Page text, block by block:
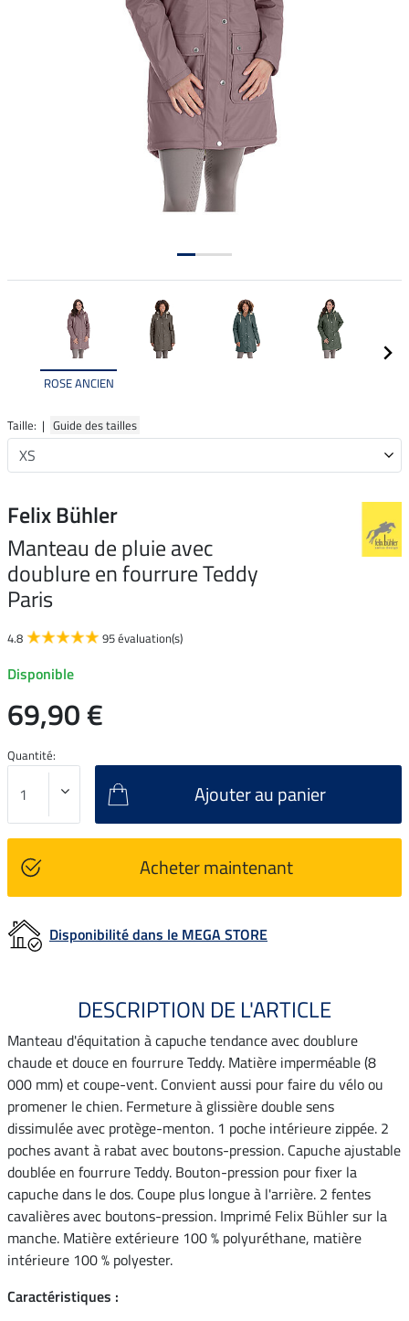
ROSE ANCIEN
Taille: | Guide des tailles
Felix Bühler
Manteau de pluie avec
doublure en fourrure Teddy
Paris
4.8 95 évaluation(s)
Disponible
69,90 €
Quantité:
Ajouter au panier
Acheter maintenant
Disponibilité dans le MEGA STORE
DESCRIPTION DE L'ARTICLE
Manteau d'équitation à capuche tendance avec doublure
chaude et douce en fourrure Teddy. Matière imperméable (8
000 mm) et coupe-vent. Convient aussi pour faire du vélo ou
promener le chien. Fermeture à glissière double sens
dissimulée avec protège-menton. 1 poche intérieure zippée. 2
poches avant à rabat avec boutons-pression. Capuche ajustable
doublée en fourrure Teddy. Bouton-pression pour fixer la
capuche dans le dos. Coupe plus longue à l'arrière. 2 fentes
cavalières avec boutons-pression. Imprimé Felix Bühler sur la
manche. Matière extérieure 100 % polyuréthane, matière
intérieure 100 % polyester.
Caractéristiques :